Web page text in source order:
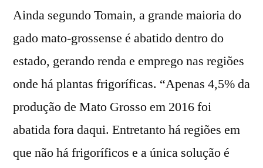
Ainda segundo Tomain, a grande maioria do
gado mato-grossense é abatido dentro do
estado, gerando renda e emprego nas regiões
onde há plantas frigoríficas. “Apenas 4,5% da
produção de Mato Grosso em 2016 foi
abatida fora daqui. Entretanto há regiões em
que não há frigoríficos e a única solução é